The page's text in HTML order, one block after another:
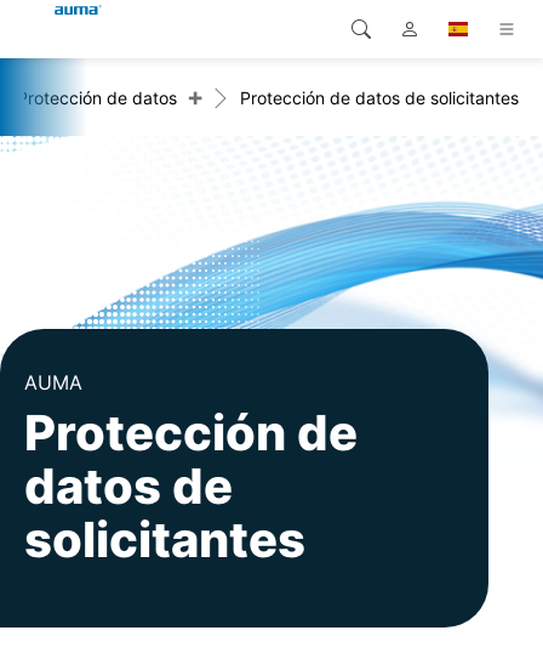
Productos
Servicio
Contacto
Global
Asia y Pacífico
Norteamérica
Búsqueda
Protección de datos + Protección de datos de solicitantes
AUMA
Protección de
datos de
solicitantes